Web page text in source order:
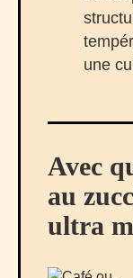
une
Avec
au
ultra